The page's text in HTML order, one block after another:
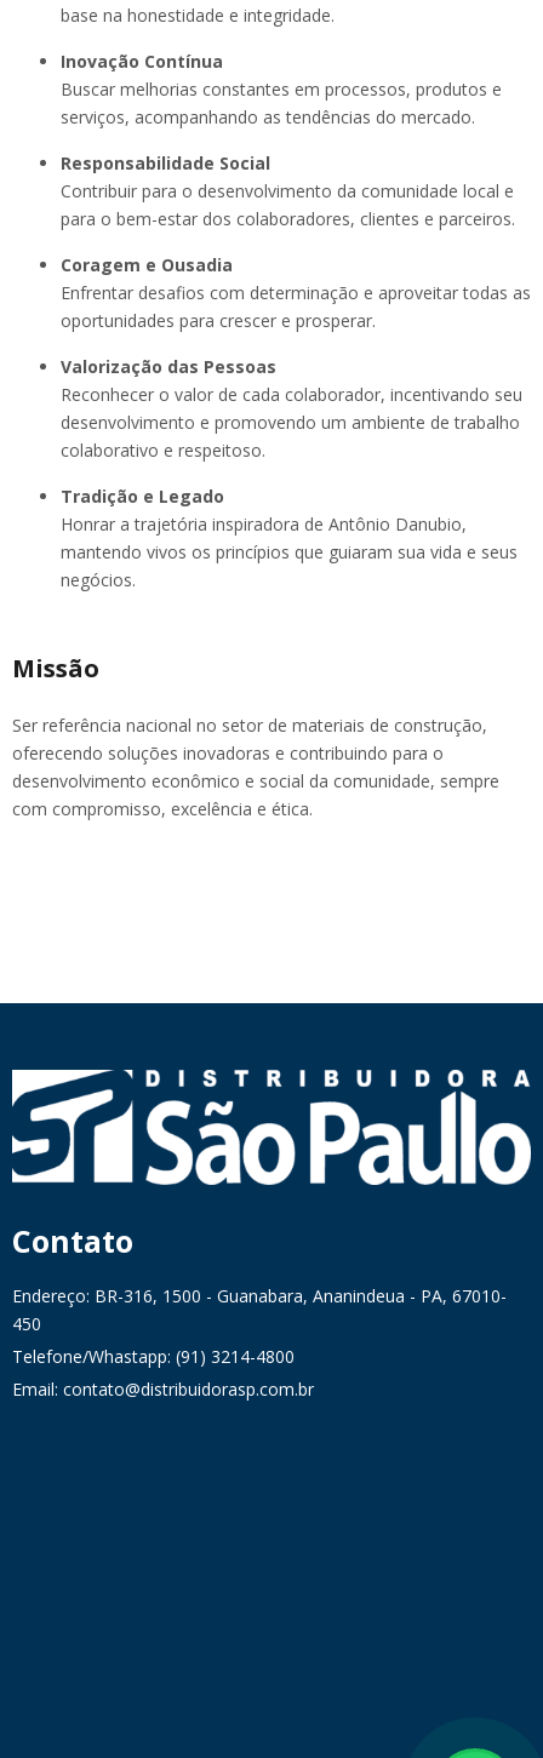
base na honestidade e integridade.
Inovação Contínua
Buscar melhorias constantes em processos, produtos e
serviços, acompanhando as tendências do mercado.
Responsabilidade Social
Contribuir para o desenvolvimento da comunidade local e
para o bem-estar dos colaboradores, clientes e parceiros.
Coragem e Ousadia
Enfrentar desafios com determinação e aproveitar todas as
oportunidades para crescer e prosperar.
Valorização das Pessoas
Reconhecer o valor de cada colaborador, incentivando seu
desenvolvimento e promovendo um ambiente de trabalho
colaborativo e respeitoso.
Tradição e Legado
Honrar a trajetória inspiradora de Antônio Danubio,
mantendo vivos os princípios que guiaram sua vida e seus
negócios.
Missão
Ser referência nacional no setor de materiais de construção,
oferecendo soluções inovadoras e contribuindo para o
desenvolvimento econômico e social da comunidade, sempre
com compromisso, excelência e ética.
Contato
Endereço: BR-316, 1500 - Guanabara, Ananindeua - PA, 67010-
450
Telefone/Whastapp: (91) 3214-4800
Email: contato@distribuidorasp.com.br